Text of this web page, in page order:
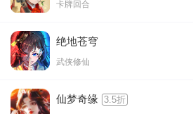
卡牌回合
绝地苍穹
武侠修仙
仙梦奇缘 3.5折